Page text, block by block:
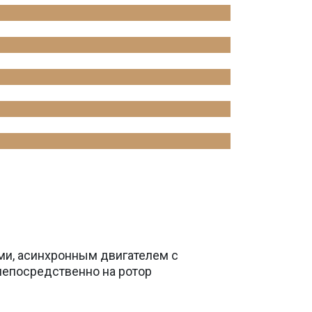
асинхронным двигателем с
на ротор